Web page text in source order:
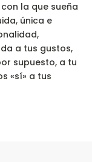
la que sueña
única e
a tus gustos,
supuesto, a tu
«sí» a tus